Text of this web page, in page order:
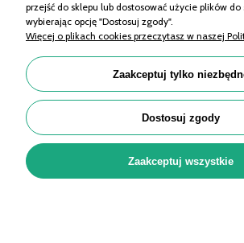
☑️ jedno opakowanie zawiera 25 sztuk
Zakupy
Pomoc
Moje konto
przejść do sklepu lub dostosować użycie plików
wybierając opcję "Dostosuj zgody".
Więcej o plikach cookies przeczytasz w naszej
Zaakceptuj tylko
Dostosuj zgody
Zaakceptuj wszystkie